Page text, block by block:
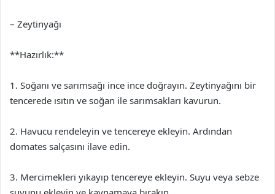
– Zeytinyağı
**Hazırlık:**
1. Soğanı ve sarımsağı ince ince doğrayın. Zeytinyağını bir
tencerede ısıtın ve soğan ile sarımsakları kavurun.
2. Havucu rendeleyin ve tencereye ekleyin. Ardından
domates salçasını ilave edin.
3. Mercimekleri yıkayıp tencereye ekleyin. Suyu veya sebze